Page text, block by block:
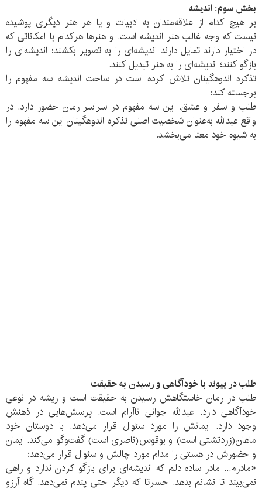
بخش سوم: اندیشه
بر هیچ کدام از علاقه‌مندان به ادبیات و یا هر هنر دیگری پوشیده
نیست که وجه غالب هنر اندیشه است. و هنرها هرکدام با امکاناتی که
در اختیار دارند تمایل دارند اندیشه‌ای را به تصویر بکشند؛ اندیشه‌ای را
بازگو کنند؛ اندیشه‌ای را به هنر تبدیل کنند.
تذکره اندوهگینان تلاش کرده است در ساحت اندیشه سه مفهوم را
برجسته کند:
طلب و سفر و عشق. این سه مفهوم در سراسر رمان حضور دارد. در
واقع عبدالله به‌عنوان شخصیت اصلی تذکره اندوهگینان این سه مفهوم را
به شیوه خود معنا می‌بخشد.
طلب در پیوند با خودآگاهی و رسیدن به حقیقت
طلب در رمان خاستگاهش رسیدن به حقیقت است و ریشه در نوعی
خودآگاهی دارد. عبدالله جوانی ناآرام است. پرسش‌هایی در ذهنش
وجود دارد. ایمانش را مورد سئوال قرار می‌دهد. با دوستان خود
ماهان(زردتشتی است) و بوقوس(ناصری است) گفت‌وگو می‌کند. ایمان
و حضورش در هستی را مدام مورد چالش و سئوال قرار می‌دهد:
«مادرم... مادر ساده دلم که اندیشه‌ای برای بازگو کردن ندارد و راهی
نمی‌بیند تا نشانم بدهد. حسرتا که دیگر حتی پندم نمی‌دهد. گاه آرزو